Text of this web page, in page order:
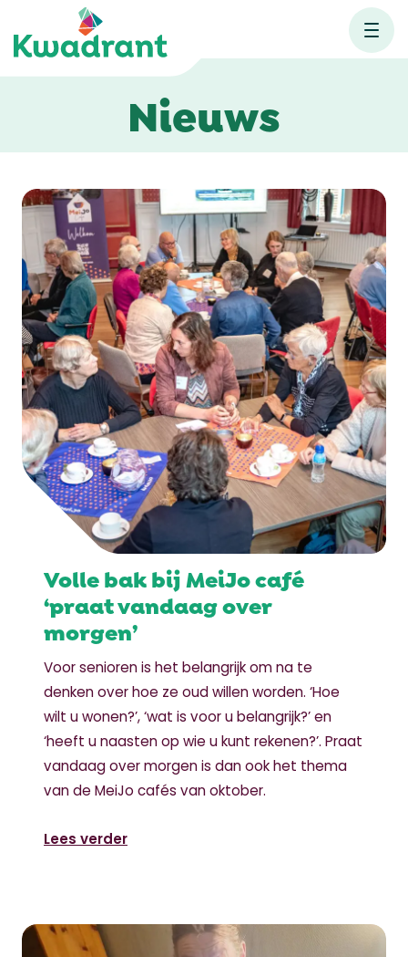
Nieuws
Volle bak bij MeiJo café
‘praat vandaag over
morgen’
Voor senioren is het belangrijk om na te
denken over hoe ze oud willen worden. ‘Hoe
wilt u wonen?’, ‘wat is voor u belangrijk?’ en
‘heeft u naasten op wie u kunt rekenen?’. Praat
vandaag over morgen is dan ook het thema
van de MeiJo cafés van oktober.
Lees verder